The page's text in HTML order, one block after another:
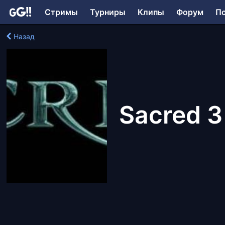
Стримы Турниры Клипы Форум
Назад
Sacred 3